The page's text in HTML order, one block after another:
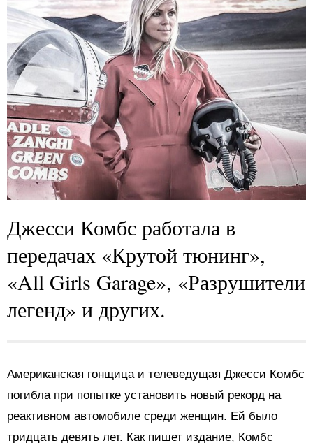
Джесси Комбс работала в
передачах «Крутой тюнинг»,
«All Girls Garage», «Разрушители
легенд» и других.
Американская гонщица и телеведущая Джесси Комбс
погибла при попытке установить новый рекорд на
реактивном автомобиле среди женщин. Ей было
тридцать девять лет. Как пишет издание, Комбс